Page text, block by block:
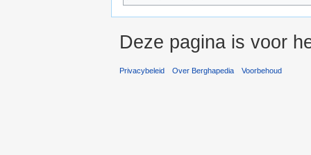
Deze pagina is voor
Privacybeleid Over Berghapedia Voorbehoud